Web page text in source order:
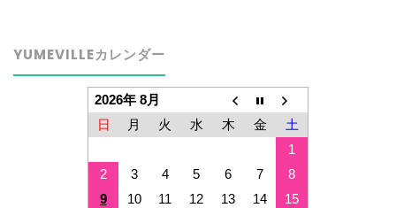
YUMEVILLEカレンダー
2026年 8月
日
月 火 水 木 金
土
1
2
3 4 5 6 7
8
9
10 11 12 13 14
15